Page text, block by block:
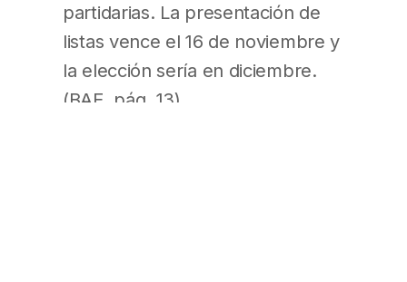
partidarias. La presentación de
listas vence el 16 de noviembre y
la elección sería en diciembre.
(BAE, pág. 13)